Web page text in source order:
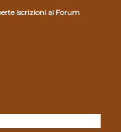
iscrizioni al Forum